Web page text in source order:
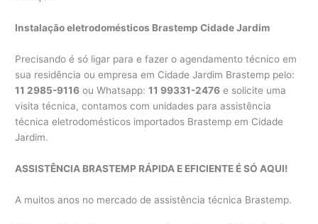
Instalação eletrodomésticos Brastemp Cidade Jardim
Precisando é só ligar para e fazer o agendamento técnico em
sua residência ou empresa em Cidade Jardim Brastemp pelo:
11 2985-9116 ou Whatsapp:11 99331-2476 e solicite uma
visita técnica, contamos com unidades para assistência
técnica eletrodomésticos importados Brastemp em Cidade
Jardim.
ASSISTÊNCIA BRASTEMP RÁPIDA E EFICIENTE É SÓ AQUI!
A muitos anos no mercado de assistência técnica Brastemp.